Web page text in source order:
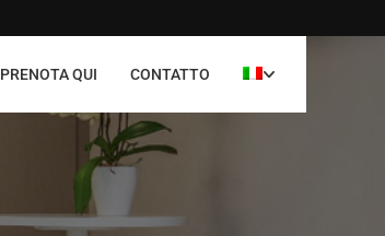
PRENOTA QUI CONTATTO